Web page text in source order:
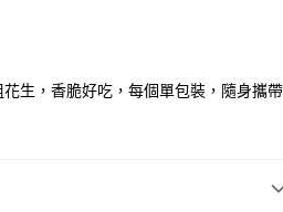
生，香脆好吃，每個單包裝，隨身攜帶